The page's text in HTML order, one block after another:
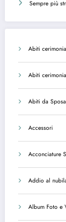
Sempre più
Abiti cerimonia
Abiti
Abiti da Sposa
Accessori
Acconciature
Addio al
Album Foto e